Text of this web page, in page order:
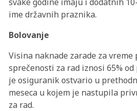
ime državnih praznika.
Bolovanje
Visina naknade zarade za vreme
sprečenosti za rad iznosi 65%
je osiguranik ostvario u
meseca u kojem je nastupila
za rad.